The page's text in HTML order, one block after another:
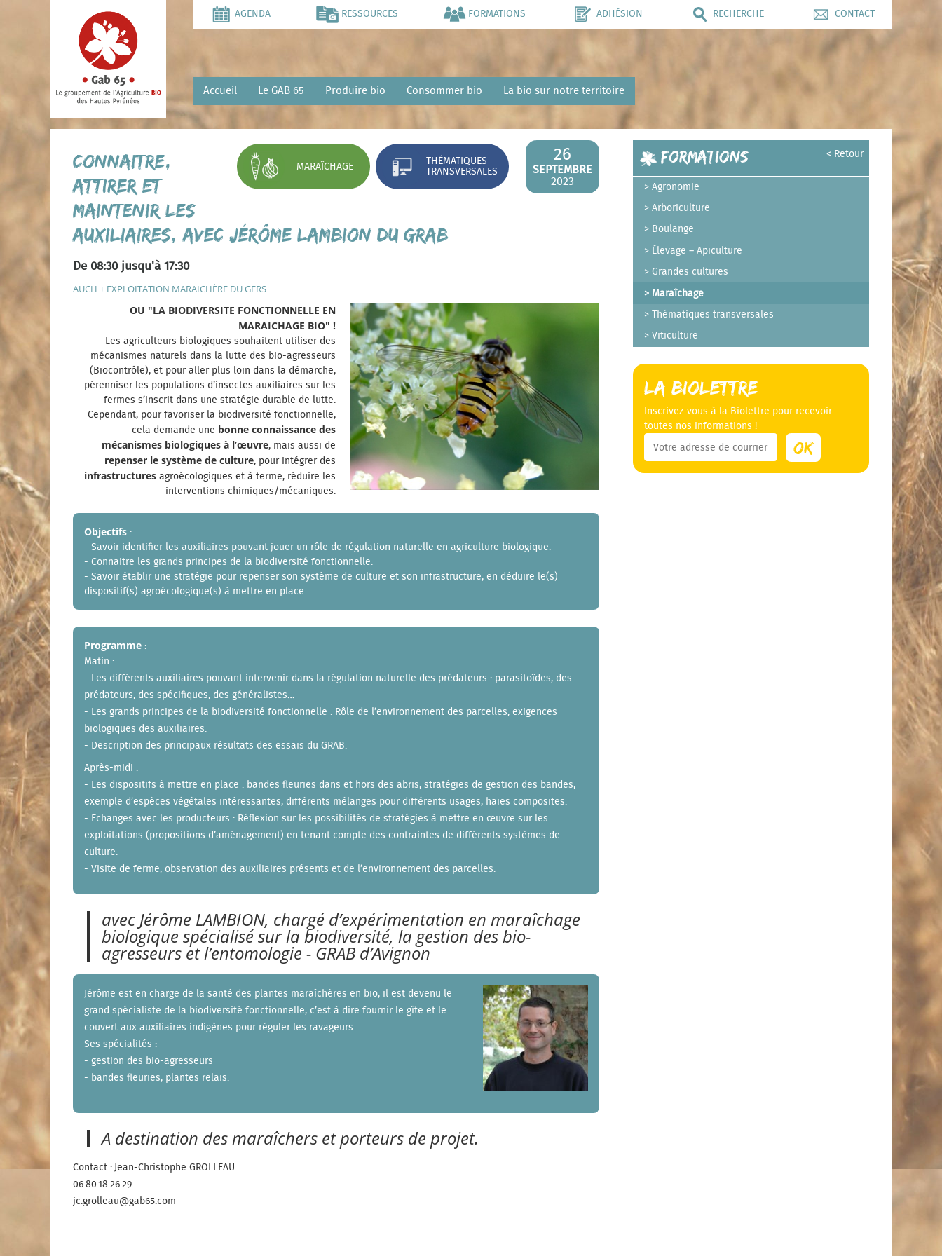
AGENDA RESSOURCES FORMATIONS ADHÉSION RECHERCHE CONTACT
Accueil Le GAB 65 Produire bio Consommer bio La bio sur notre territoire
26
SEPTEMBRE
2023
MARAÎCHAGE
THÉMATIQUES
TRANSVERSALES
Connaitre,
attirer et
maintenir les
auxiliaires, avec Jérôme LAMBION du GRAB
De 08:30 jusqu'à 17:30
AUCH + EXPLOITATION MARAICHÈRE DU GERS
OU "LA BIODIVERSITE FONCTIONNELLE EN
MARAICHAGE BIO" !
Les agriculteurs biologiques souhaitent utiliser des
mécanismes naturels dans la lutte des bio-agresseurs
(Biocontrôle), et pour aller plus loin dans la démarche,
pérenniser les populations d’insectes auxiliaires sur les
fermes s’inscrit dans une stratégie durable de lutte.
Cependant, pour favoriser la biodiversité fonctionnelle,
cela demande une bonne connaissance des
mécanismes biologiques à l’œuvre, mais aussi de
repenser le système de culture, pour intégrer des
infrastructures agroécologiques et à terme, réduire les
interventions chimiques/mécaniques.
Objectifs :
- Savoir identifier les auxiliaires pouvant jouer un rôle de régulation naturelle en agriculture biologique.
- Connaitre les grands principes de la biodiversité fonctionnelle.
- Savoir établir une stratégie pour repenser son système de culture et son infrastructure, en déduire le(s)
dispositif(s) agroécologique(s) à mettre en place.
Programme :
Matin :
- Les différents auxiliaires pouvant intervenir dans la régulation naturelle des prédateurs : parasitoïdes, des
prédateurs, des spécifiques, des généralistes…
- Les grands principes de la biodiversité fonctionnelle : Rôle de l’environnement des parcelles, exigences
biologiques des auxiliaires.
- Description des principaux résultats des essais du GRAB.
Après-midi :
- Les dispositifs à mettre en place : bandes fleuries dans et hors des abris, stratégies de gestion des bandes,
exemple d’espèces végétales intéressantes, différents mélanges pour différents usages, haies composites.
- Echanges avec les producteurs : Réflexion sur les possibilités de stratégies à mettre en œuvre sur les
exploitations (propositions d’aménagement) en tenant compte des contraintes de différents systèmes de
culture.
- Visite de ferme, observation des auxiliaires présents et de l’environnement des parcelles.
avec Jérôme LAMBION, chargé d’expérimentation en maraîchage
biologique spécialisé sur la biodiversité, la gestion des bio-
agresseurs et l’entomologie - GRAB d’Avignon
Jérôme est en charge de la santé des plantes maraîchères en bio, il est devenu le
grand spécialiste de la biodiversité fonctionnelle, c’est à dire fournir le gîte et le
couvert aux auxiliaires indigènes pour réguler les ravageurs.
Ses spécialités :
- gestion des bio-agresseurs
- bandes fleuries, plantes relais.
A destination des maraîchers et porteurs de projet.
Contact : Jean-Christophe GROLLEAU
06.80.18.26.29
jc.grolleau@gab65.com
< Retour
Formations
Agronomie
Arboriculture
Boulange
Élevage – Apiculture
Grandes cultures
Maraîchage
Thématiques transversales
Viticulture
La Biolettre
Inscrivez-vous à la Biolettre pour recevoir
toutes nos informations !